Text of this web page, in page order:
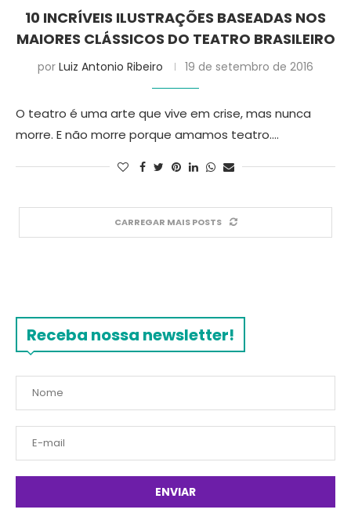
10 INCRÍVEIS ILUSTRAÇÕES BASEADAS NOS
MAIORES CLÁSSICOS DO TEATRO BRASILEIRO
por Luiz Antonio Ribeiro 19 de setembro de 2016
O teatro é uma arte que vive em crise, mas nunca
morre. E não morre porque amamos teatro.…
CARREGAR MAIS POSTS
Receba nossa newsletter!